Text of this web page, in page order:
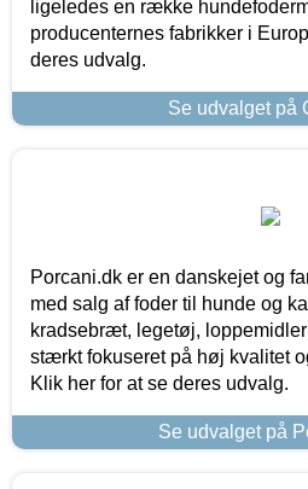
ligeledes en række
producenternes fabrikker i
deres udvalg.
Se udvalget på
Porcani.dk er en danskejet og
med salg af foder til hunde og
kradsebræt, legetøj,
stærkt fokuseret på høj kvalitet
Klik her for at se deres udvalg.
Se udvalget på